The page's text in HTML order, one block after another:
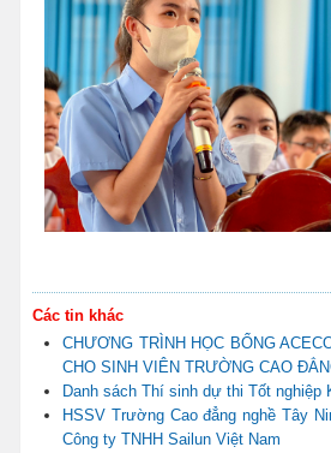
Các tin khác
CHƯƠNG TRÌNH HỌC BỔNG
CHO SINH VIÊN TRƯỜNG CAO
Danh sách Thí sinh dự thi Tốt nghiệp
HSSV Trường Cao đẳng nghề Tây
Công ty TNHH Sailun Việt Nam